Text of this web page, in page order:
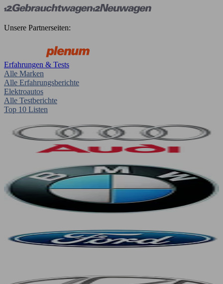
Unsere Partnerseiten:
Erfahrungen & Tests
Alle Marken
Alle Erfahrungsberichte
Elektroautos
Alle Testberichte
Top 10 Listen